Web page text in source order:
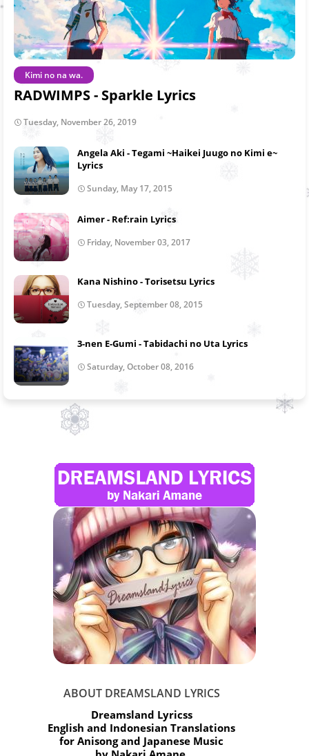
Kimi no na wa.
RADWIMPS - Sparkle Lyrics
Tuesday, November 26, 2019
Angela Aki - Tegami ~Haikei Juugo no Kimi e~
Lyrics
Sunday, May 17, 2015
Aimer - Ref:rain Lyrics
Friday, November 03, 2017
Kana Nishino - Torisetsu Lyrics
Tuesday, September 08, 2015
3-nen E-Gumi - Tabidachi no Uta Lyrics
Saturday, October 08, 2016
ABOUT DREAMSLAND LYRICS
Dreamsland Lyricss
English and Indonesian Translations
for Anisong and Japanese Music